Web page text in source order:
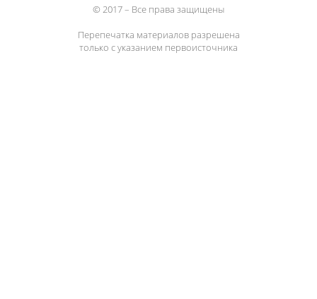
© 2017 – Все права защищены
Перепечатка материалов разрешена
только с указанием первоисточника